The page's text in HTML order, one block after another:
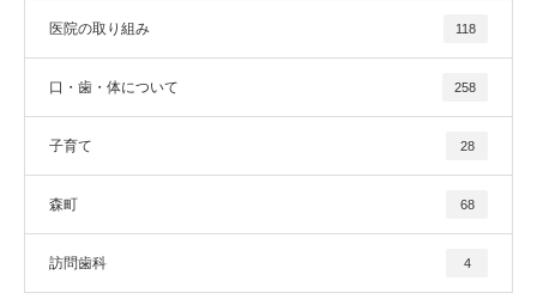
医院の取り組み 118
口・歯・体について 258
子育て 28
森町 68
訪問歯科 4